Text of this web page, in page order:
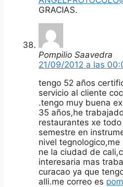
GRACIAS.
Pompilio Saavedra
21/09/2012 a las
tengo 52 años
servicio al cliente
.tengo muy buena
35 años,he
restaurantes xe
semestre en
nivel
ne la ciudad de
interesaria mas
curacao ya que
alli.me correo es